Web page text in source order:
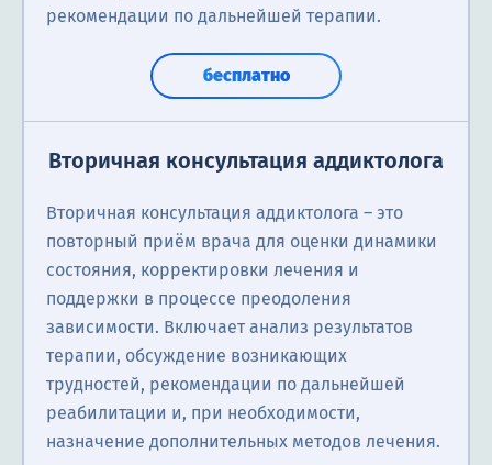
рекомендации по дальнейшей терапии.
бесплатно
Вторичная консультация аддиктолога
Вторичная консультация аддиктолога – это
повторный приём врача для оценки динамики
состояния, корректировки лечения и
поддержки в процессе преодоления
зависимости. Включает анализ результатов
терапии, обсуждение возникающих
трудностей, рекомендации по дальнейшей
реабилитации и, при необходимости,
назначение дополнительных методов лечения.